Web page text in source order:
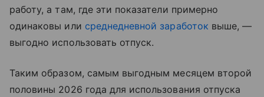
работу, а там, где эти показатели примерно
одинаковы или среднедневной заработок выше, —
выгодно использовать отпуск.
Таким образом, самым выгодным месяцем второй
половины 2026 года для использования отпуска